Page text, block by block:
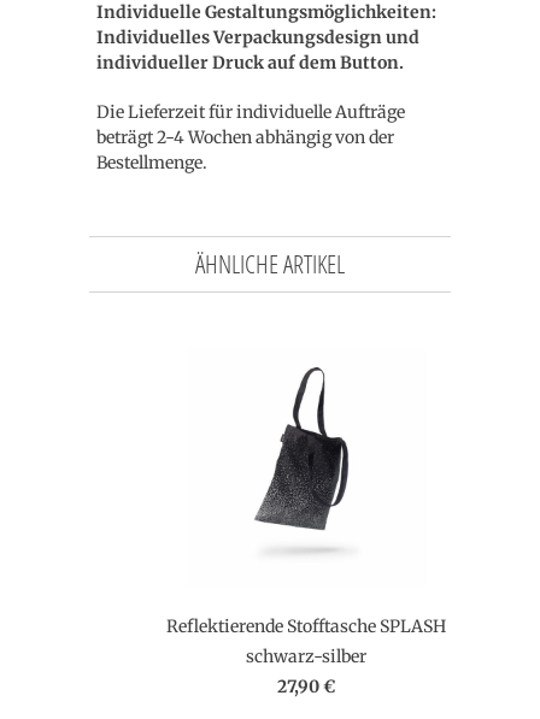
Individuelle Gestaltungsmöglichkeiten:
Individuelles Verpackungsdesign und
individueller Druck auf dem Button.
Die Lieferzeit für individuelle Aufträge
beträgt 2-4 Wochen abhängig von der
Bestellmenge.
ÄHNLICHE ARTIKEL
Reflektierende Stofftasche SPLASH
schwarz-silber
27,90 €